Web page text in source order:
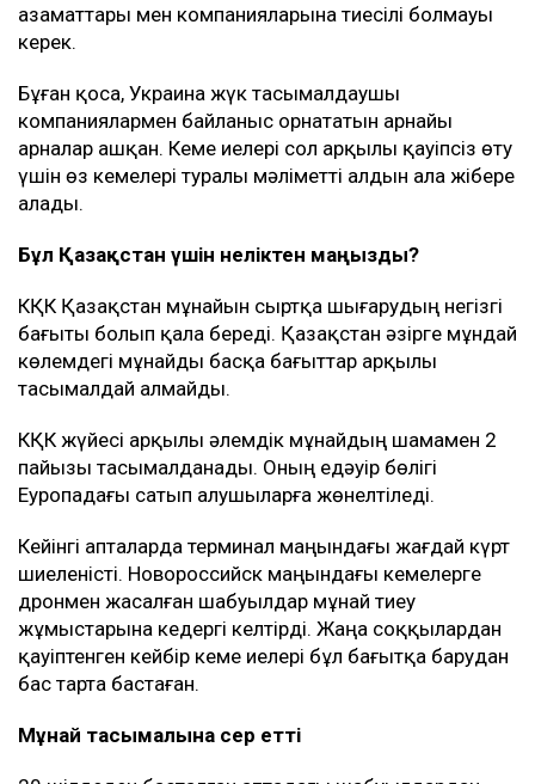
азаматтары мен компанияларына тиесілі болмауы
керек.
Бұған қоса, Украина жүк тасымалдаушы
компаниялармен байланыс орнататын арнайы
арналар ашқан. Кеме иелері сол арқылы қауіпсіз өту
үшін өз кемелері туралы мәліметті алдын ала жібере
алады.
Бұл Қазақстан үшін неліктен маңызды?
КҚК Қазақстан мұнайын сыртқа шығарудың негізгі
бағыты болып қала береді. Қазақстан әзірге мұндай
көлемдегі мұнайды басқа бағыттар арқылы
тасымалдай алмайды.
КҚК жүйесі арқылы әлемдік мұнайдың шамамен 2
пайызы тасымалданады. Оның едәуір бөлігі
Еуропадағы сатып алушыларға жөнелтіледі.
Кейінгі апталарда терминал маңындағы жағдай күрт
шиеленісті. Новороссийск маңындағы кемелерге
дронмен жасалған шабуылдар мұнай тиеу
жұмыстарына кедергі келтірді. Жаңа соққылардан
қауіптенген кейбір кеме иелері бұл бағытқа барудан
бас тарта бастаған.
Мұнай тасымалына әсер етті